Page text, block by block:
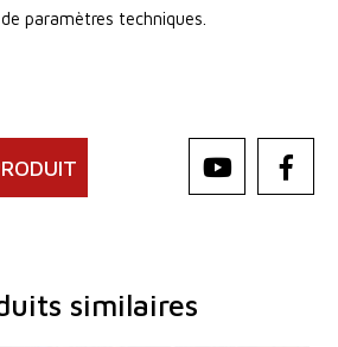
paramètres techniques.
similaires